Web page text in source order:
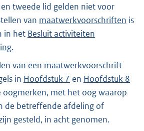
tweede lid gelden niet voor
van maatwerkvoorschriften is
in het Besluit activiteiten
.
van een maatwerkvoorschrift
in Hoofdstuk 7 en Hoofdstuk 8
oogmerken, met het oog waarop
de betreffende afdeling of
gesteld, in acht genomen.